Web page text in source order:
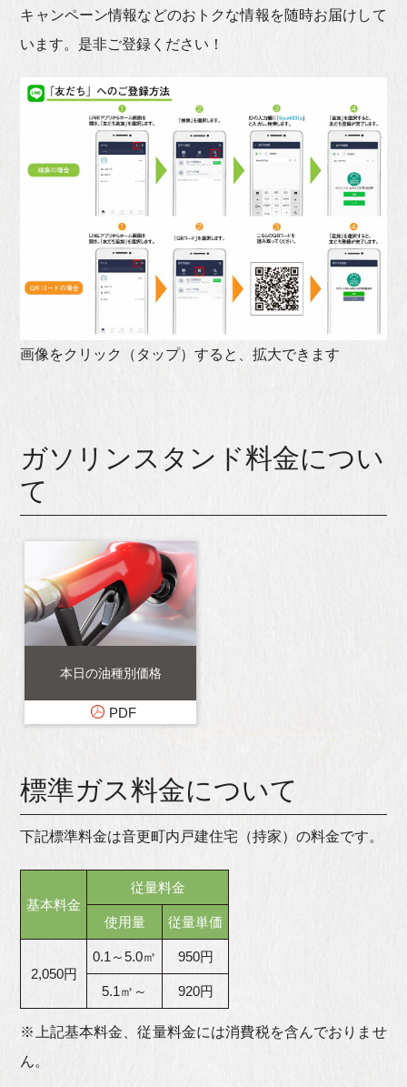
キャンペーン情報などのおトクな情報を随時お届けして
います。是非ご登録ください！
画像をクリック（タップ）すると、拡大できます
ガソリンスタンド料金につい
て
本日の油種別価格
標準ガス料金について
下記標準料金は音更町内戸建住宅（持家）の料金です。
基本料金
従量料金
使用量 従量単価
2,050円
0.1～5.0㎥ 950円
5.1㎥～ 920円
※上記基本料金、従量料金には消費税を含んでおりませ
ん。